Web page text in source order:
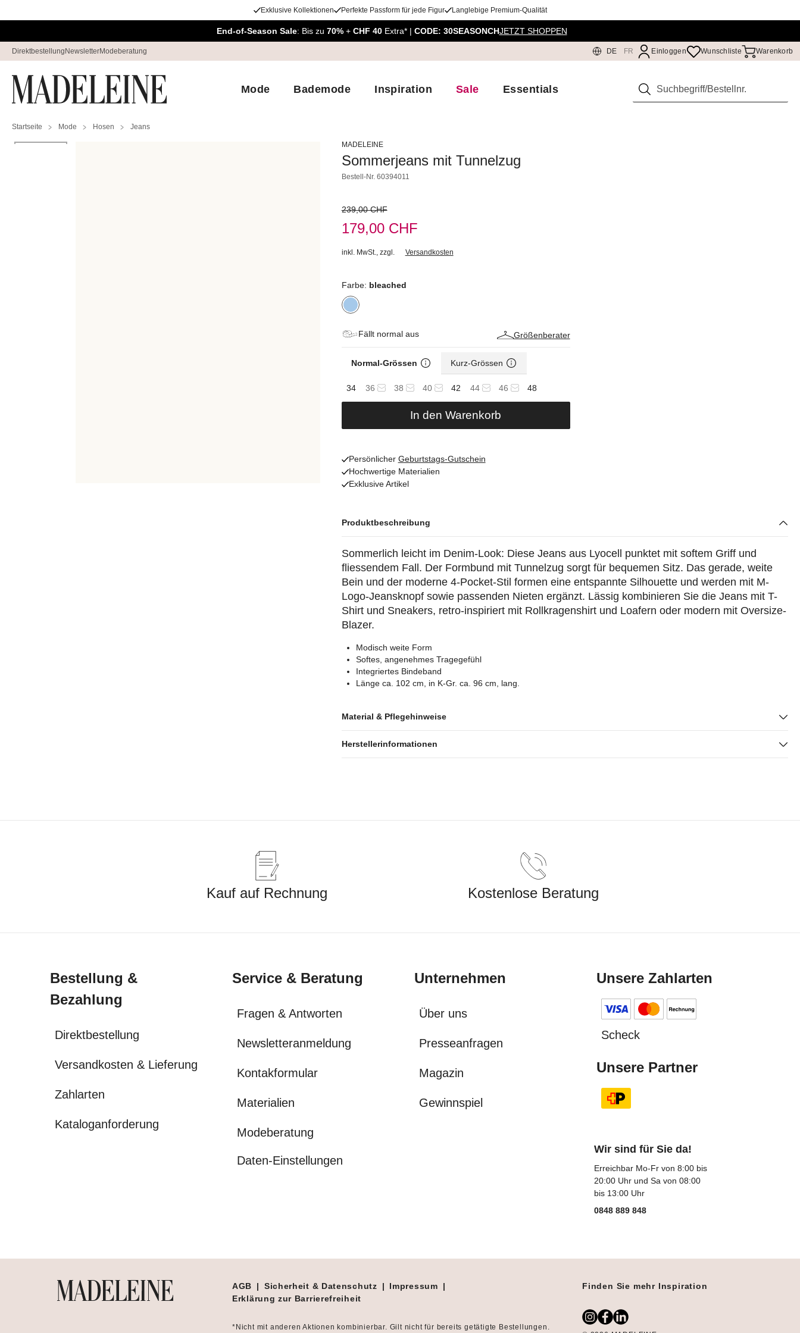
Exklusive Kollektionen Perfekte Passform für jede Figur Langlebige Premium-Qualität
End-of-Season Sale: Bis zu 70%+ CHF 40 Extra* | CODE: 30SEASONCHJETZT SHOPPEN
Direktbestellung NewsletterModeberatung DE FR Einloggen Wunschliste Warenkorb
Mode Bademode Inspiration Sale Essentials Suchen
Startseite Mode Hosen Jeans
MADELEINE
Sommerjeans mit Tunnelzug
Bestell-Nr. 60394011
239,00 CHF
179,00 CHF
inkl. MwSt., zzgl. Versandkosten
Farbe: bleached
Fällt normal aus Größenberater
Normal-Grössen Kurz-Grössen
34 36 38 40 42 44 46 48
In den Warenkorb
Persönlicher Geburtstags-Gutschein
Hochwertige Materialien
Exklusive Artikel
Produktbeschreibung
Sommerlich leicht im Denim-Look: Diese Jeans aus Lyocell punktet mit softem Griff und
fliessendem Fall. Der Formbund mit Tunnelzug sorgt für bequemen Sitz. Das gerade, weite
Bein und der moderne 4-Pocket-Stil formen eine entspannte Silhouette und werden mit M-
Logo-Jeansknopf sowie passenden Nieten ergänzt. Lässig kombinieren Sie die Jeans mit T-
Shirt und Sneakers, retro-inspiriert mit Rollkragenshirt und Loafern oder modern mit Oversize-
Blazer.
Modisch weite Form
Softes, angenehmes Tragegefühl
Integriertes Bindeband
Länge ca. 102 cm, in K-Gr. ca. 96 cm, lang.
Material & Pflegehinweise
Herstellerinformationen
Kauf auf Rechnung Kostenlose Beratung
Bestellung &
Bezahlung
Direktbestellung
Versandkosten & Lieferung
Zahlarten
Kataloganforderung
Service & Beratung
Fragen & Antworten
Newsletteranmeldung
Kontakformular
Materialien
Modeberatung
Daten-Einstellungen
Unternehmen
Über uns
Presseanfragen
Magazin
Gewinnspiel
Unsere Zahlarten
Scheck
Unsere Partner
Wir sind für Sie da!
Erreichbar Mo-Fr von 8:00 bis
20:00 Uhr und Sa von 08:00
bis 13:00 Uhr
0848 889 848
AGB | Sicherheit & Datenschutz | Impressum
|
Erklärung zur Barrierefreiheit
*Nicht mit anderen Aktionen kombinierbar. Gilt nicht für bereits getätigte Bestellungen.
Finden Sie mehr Inspiration